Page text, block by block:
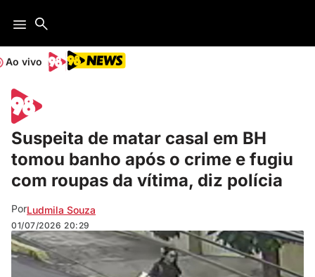
Ao vivo
Suspeita de matar casal em BH
tomou banho após o crime e fugiu
com roupas da vítima, diz polícia
PorLudmila Souza
01/07/2026 20:29